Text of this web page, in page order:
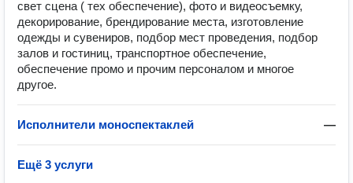
свет сцена ( тех обеспечение), фото и видеосъемку,
декорирование, брендирование места, изготовление
одежды и сувениров, подбор мест проведения, подбор
залов и гостиниц, транспортное обеспечение,
обеспечение промо и прочим персоналом и многое
другое.
Исполнители моноспектаклей —
Ещё 3 услуги